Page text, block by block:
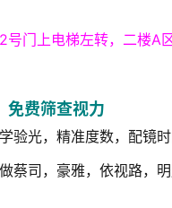
门上电梯左转，二楼A
免费筛查视力
验光，精准度数，配镜